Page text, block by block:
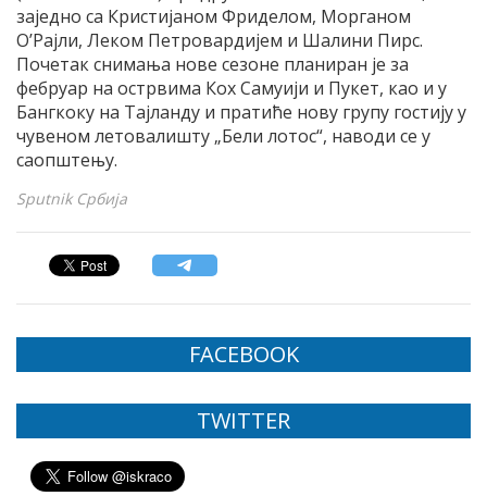
заједно са Кристијаном Фриделом, Морганом
О’Рајли, Леком Петровардијем и Шалини Пирс.
Почетак снимања нове сезоне планиран је за
фебруар на острвима Кох Самуији и Пукет, као и у
Бангкоку на Тајланду и пратиће нову групу гостију у
чувеном летовалишту „Бели лотос“, наводи се у
саопштењу.
Sputnik Србија
FACEBOOK
TWITTER